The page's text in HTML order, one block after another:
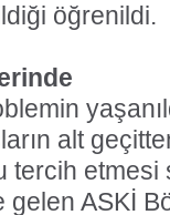
öğrenildi.
alt
tercih
gelen ASKİ